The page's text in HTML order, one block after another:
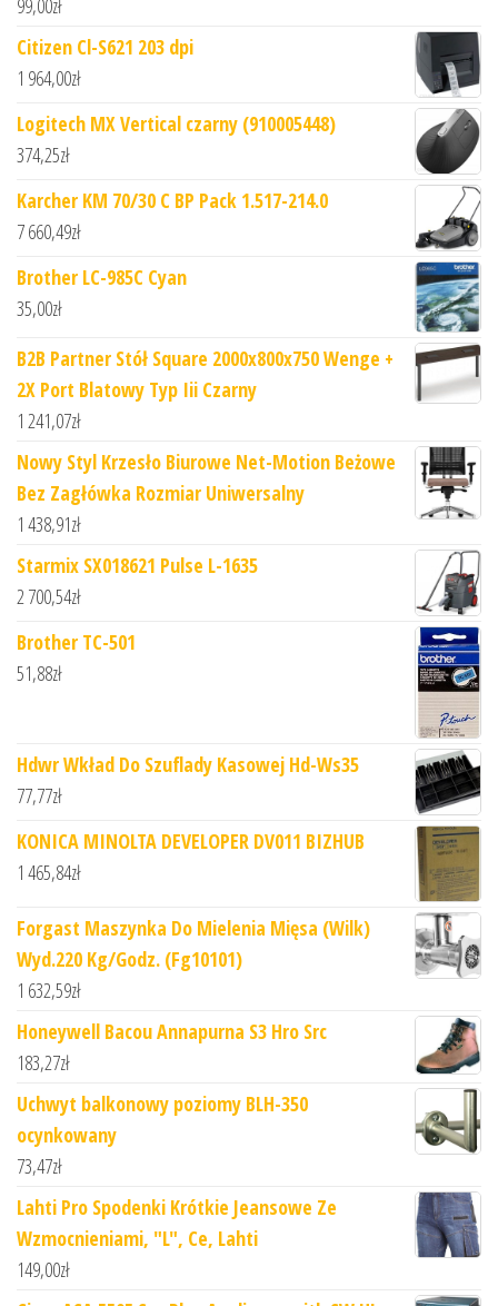
99,00zł
Citizen Cl-S621 203 dpi
1 964,00zł
Logitech MX Vertical czarny (910005448)
374,25zł
Karcher KM 70/30 C BP Pack 1.517-214.0
7 660,49zł
Brother LC-985C Cyan
35,00zł
B2B Partner Stół Square 2000x800x750 Wenge +
2X Port Blatowy Typ Iii Czarny
1 241,07zł
Nowy Styl Krzesło Biurowe Net-Motion Beżowe
Bez Zagłówka Rozmiar Uniwersalny
1 438,91zł
Starmix SX018621 Pulse L-1635
2 700,54zł
Brother TC-501
51,88zł
Hdwr Wkład Do Szuflady Kasowej Hd-Ws35
77,77zł
KONICA MINOLTA DEVELOPER DV011 BIZHUB
1 465,84zł
Forgast Maszynka Do Mielenia Mięsa (Wilk)
Wyd.220 Kg/Godz. (Fg10101)
1 632,59zł
Honeywell Bacou Annapurna S3 Hro Src
183,27zł
Uchwyt balkonowy poziomy BLH-350
ocynkowany
73,47zł
Lahti Pro Spodenki Krótkie Jeansowe Ze
Wzmocnieniami, "L", Ce, Lahti
149,00zł